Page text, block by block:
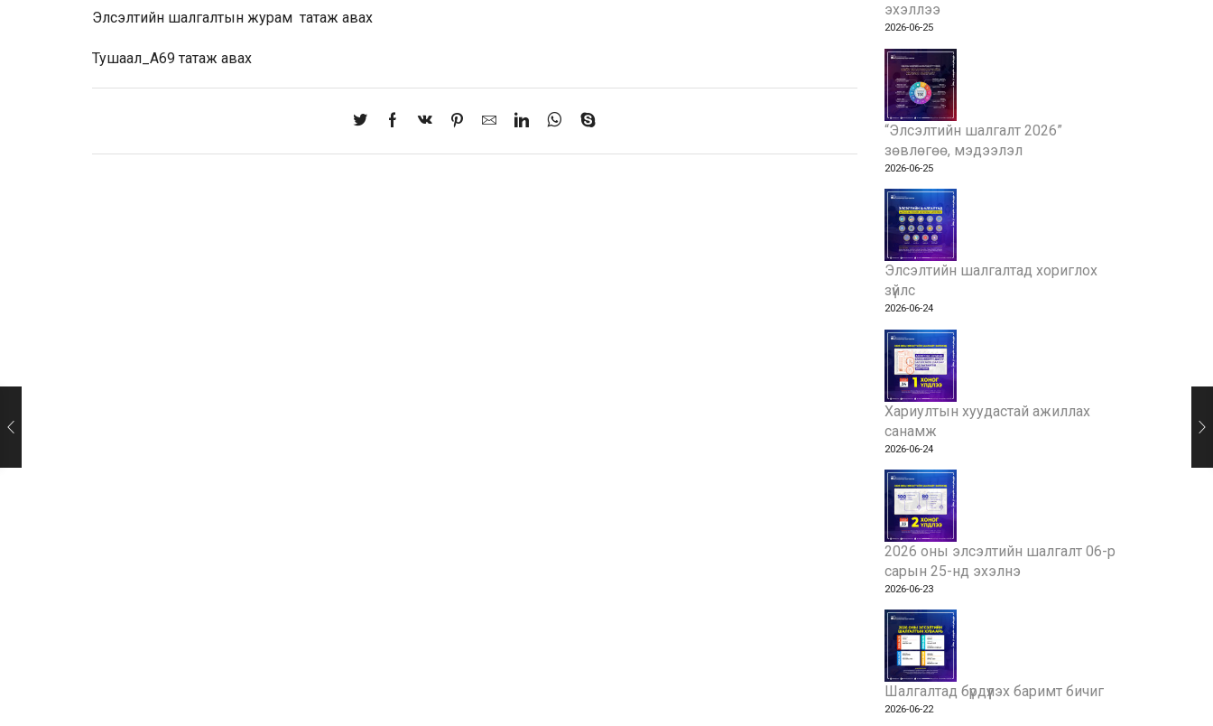
Элсэлтийн шалгалтын журам татаж авах
Тушаал_A69 татаж авах
эхэллээ
2026-06-25
“Элсэлтийн шалгалт 2026”
зөвлөгөө, мэдээлэл
2026-06-25
Элсэлтийн шалгалтад хориглох
зүйлс
2026-06-24
Хариултын хуудастай ажиллах
санамж
2026-06-24
2026 оны элсэлтийн шалгалт 06-р
сарын 25-нд эхэлнэ
2026-06-23
Шалгалтад бүрдүүлэх баримт бичиг
2026-06-22